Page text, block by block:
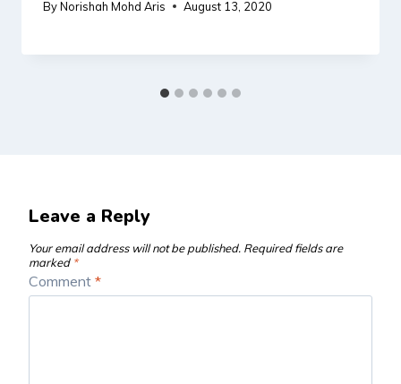
ByNorishah Mohd Aris August 13, 2020
Leave a Reply
Your email address will not be published. Required fields are
marked *
Comment *